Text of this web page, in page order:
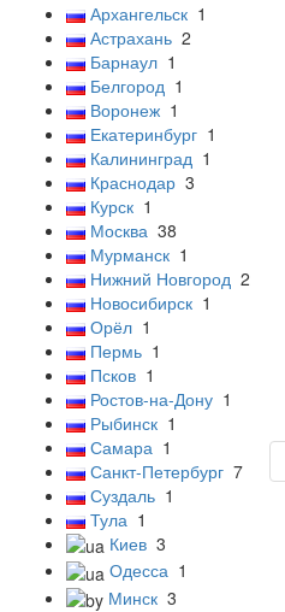
Архангельск 1
Астрахань 2
Барнаул 1
Белгород 1
Воронеж 1
Екатеринбург 1
Калининград 1
Краснодар 3
Курск 1
Москва 38
Мурманск 1
Нижний Новгород 2
Новосибирск 1
Орёл 1
Пермь 1
Псков 1
Ростов-на-Дону 1
Рыбинск 1
Самара 1
Санкт-Петербург 7
Суздаль 1
Тула 1
Киев 3
Одесса 1
Минск 3